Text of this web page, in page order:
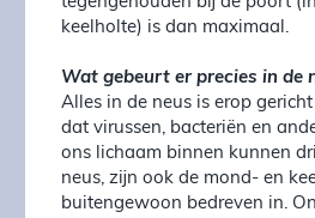
keelholte) is dan maximaal.
Wat gebeurt er precies in de
Alles in de neus is erop
dat virussen, bacteriën en
ons lichaam binnen kunnen
neus, zijn ook de mond- en
buitengewoon bedreven in.